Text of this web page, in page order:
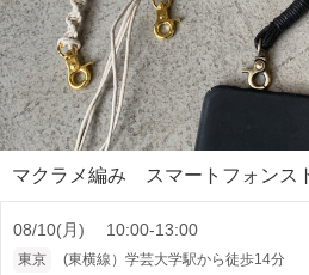
マクラメ編み スマートフォンス
08/10(月) 10:00-13:00
東京 (東横線）学芸大学駅から徒歩14分